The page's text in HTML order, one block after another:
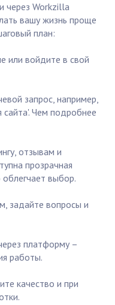
через Workzilla
вашу жизнь проще
план:
или войдите в свой
запрос, например,
Чем подробнее
отзывам и
прозрачная
выбор.
задайте вопросы и
платформу –
работы.
качество и при